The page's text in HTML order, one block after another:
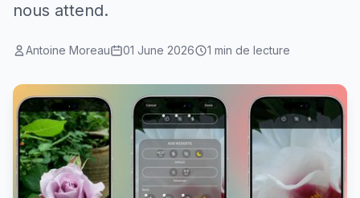
nous attend.
Antoine Moreau 01 June 2026 1 min de lecture